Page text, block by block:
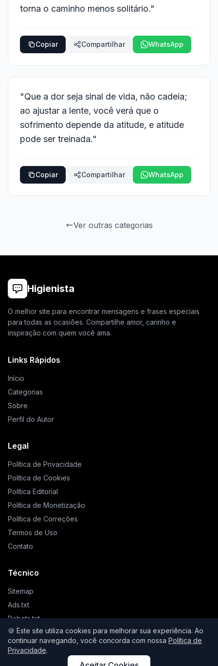
🍪 Este site utiliza cookies para melhorar sua experiência. Ao
continuar navegando, você concorda com nossa Política de
Privacidade.
torna o caminho menos solitário."
Copiar Compartilhar WhatsApp
"Que a dor seja sinal de vida, não cadeia;
ao ajustar a lente, você verá que o
sofrimento depende da atitude, e atitude
pode ser treinada."
Copiar Compartilhar WhatsApp
Ver outras categorias
Higienista
O melhor site para encontrar mensagens e frases especiais
para todas as ocasiões. Compartilhe amor, carinho e
inspiração com quem você ama.
Links Rápidos
Início
Categorias
Sobre
Perfil do Autor
Legal
Política de Privacidade
Política de Cookies
Política Editorial
Política de Monetização
Política de Correções
Termos de Uso
Contato
Técnico
Sitemap
Ads.txt
Robots.txt
Llms.txt